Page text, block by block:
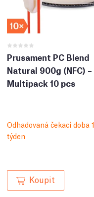
Prusament PC Blend
Natural 900g (NFC) –
Multipack 10 pcs
Odhadovaná čekací doba 1
týden
Koupit